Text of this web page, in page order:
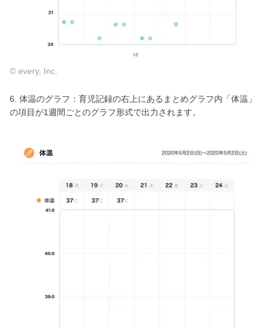
© every, Inc.
6. 体温のグラフ：育児記録の右上にあるまとめグラフ内「体温」
の項目が1週間ごとのグラフ形式で出力されます。